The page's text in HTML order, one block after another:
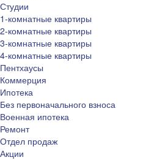
Студии
1-комнатные квартиры
2-комнатные квартиры
3-комнатные квартиры
4-комнатные квартиры
Пентхаусы
Коммерция
Ипотека
Без первоначального взноса
Военная ипотека
Ремонт
Отдел продаж
Акции